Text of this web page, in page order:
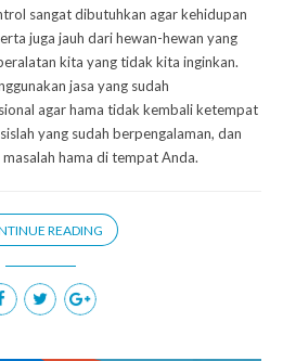
sangat dibutuhkan agar kehidupan
juga jauh dari hewan-hewan yang
kita yang tidak kita inginkan.
jasa yang sudah
agar hama tidak kembali ketempat
yang sudah berpengalaman, dan
hama di tempat Anda.
READING